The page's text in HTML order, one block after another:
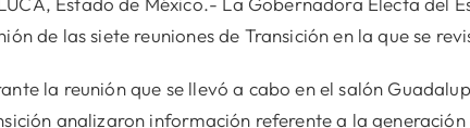
de las siete reuniones de Transición en la que se
la reunión que se llevó a cabo en el salón
analizaron información referente a la